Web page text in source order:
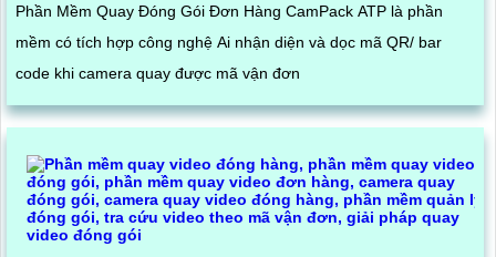
Phần Mềm Quay Đóng Gói Đơn Hàng CamPack ATP là phần
mềm có tích hợp công nghệ Ai nhận diện và dọc mã QR/ bar
code khi camera quay được mã vận đơn